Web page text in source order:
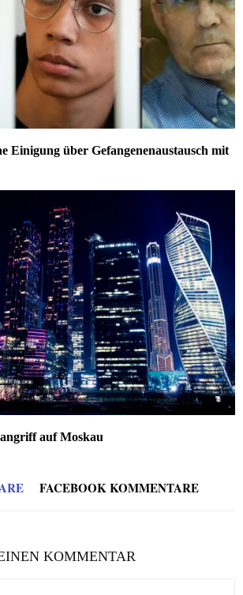
Einigung über Gefangenenaustausch mit
auf Moskau
FACEBOOK KOMMENTARE
KOMMENTAR